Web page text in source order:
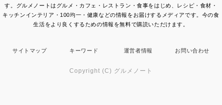
す。グルメノートはグルメ・カフェ・レストラン・食事をはじめ、レシピ・食材・
キッチンインテリア・100均一・健康などの情報をお届けするメディアです。今の食
生活をより良くするための情報を無料で購読いただけます。
サイトマップ キーワード 運営者情報 お問い合わせ
Copyright (C) グルメノート